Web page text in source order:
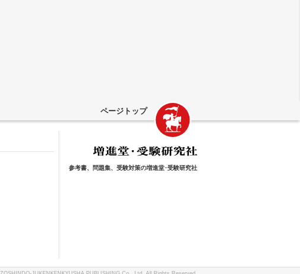
ページトップ
参考書、問題集、受験対策の増進堂･受験研究社